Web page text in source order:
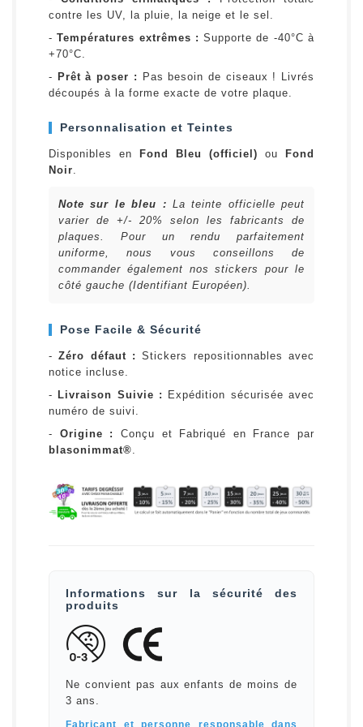
contre les UV, la pluie, la neige et le sel.
-Températures extrêmes : Supporte de -40°C à
+70°C.
- Prêt à poser :
Pas besoin de ciseaux ! Livrés
découpés à la forme exacte de votre plaque.
Personnalisation et Teintes
Disponibles en Fond Bleu (officiel) ou
Fond
Noir.
Note sur le bleu : La teinte officielle peut
varier de +/- 20% selon les fabricants de
plaques. Pour un rendu parfaitement
uniforme, nous vous conseillons de
commander également nos stickers pour le
côté gauche (Identifiant Européen).
Pose Facile & Sécurité
-Zéro défaut : Stickers repositionnables avec
notice incluse.
- Livraison Suivie :
Expédition sécurisée avec
numéro de suivi.
- Origine :
Conçu et Fabriqué en France par
blasonimmat®.
Informations sur la sécurité des
produits
Ne convient pas aux enfants de moins de
3 ans.
Fabricant et personne responsable dans